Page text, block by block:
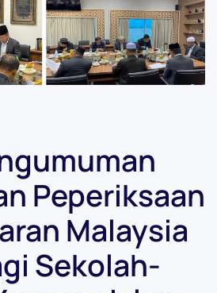
Peperiksaan
Malaysia
Sekolah-